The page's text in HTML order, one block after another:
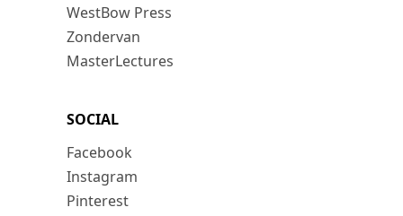
WestBow Press
Zondervan
MasterLectures
SOCIAL
Facebook
Instagram
Pinterest